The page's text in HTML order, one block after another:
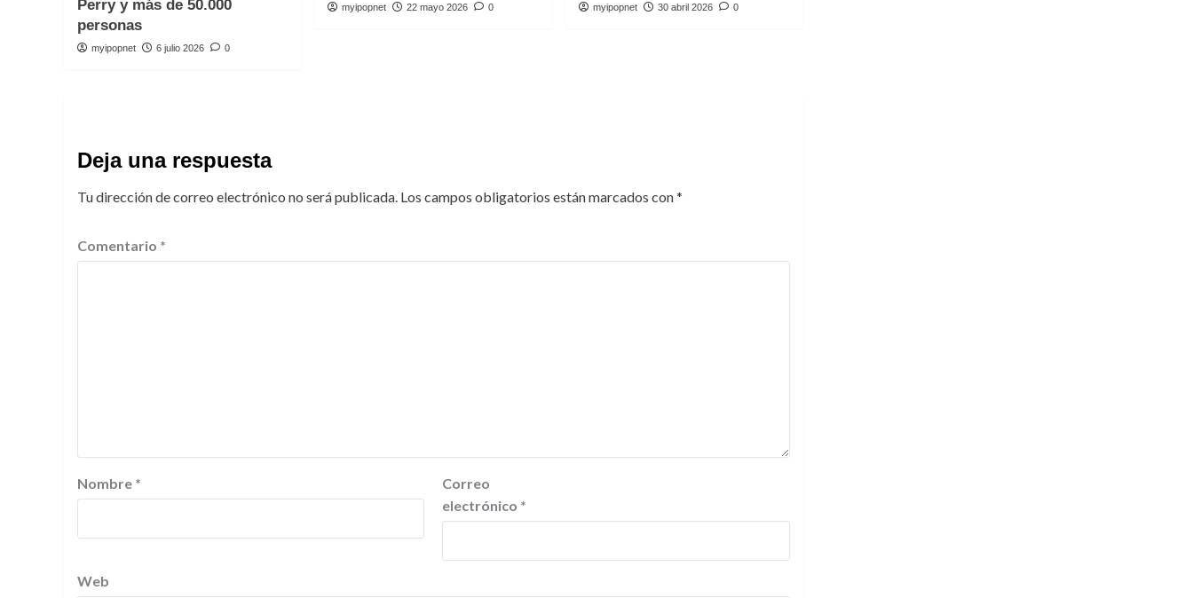
Perry y más de 50.000
personas
myipopnet 6 julio 2026 0
myipopnet 22 mayo 2026 0 myipopnet 30 abril 2026 0
Deja una respuesta
Tu dirección de correo electrónico no será publicada. Los campos obligatorios están marcados con*
Comentario *
Nombre *
Correo
electrónico *
Web